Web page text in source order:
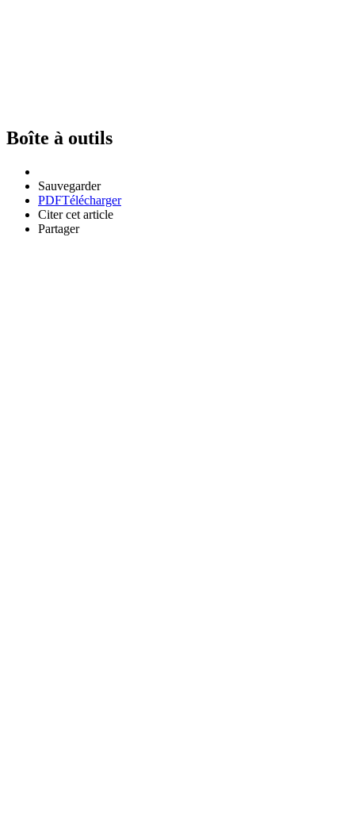
Boîte à outils
Sauvegarder
PDFTélécharger
Citer cet article
Partager